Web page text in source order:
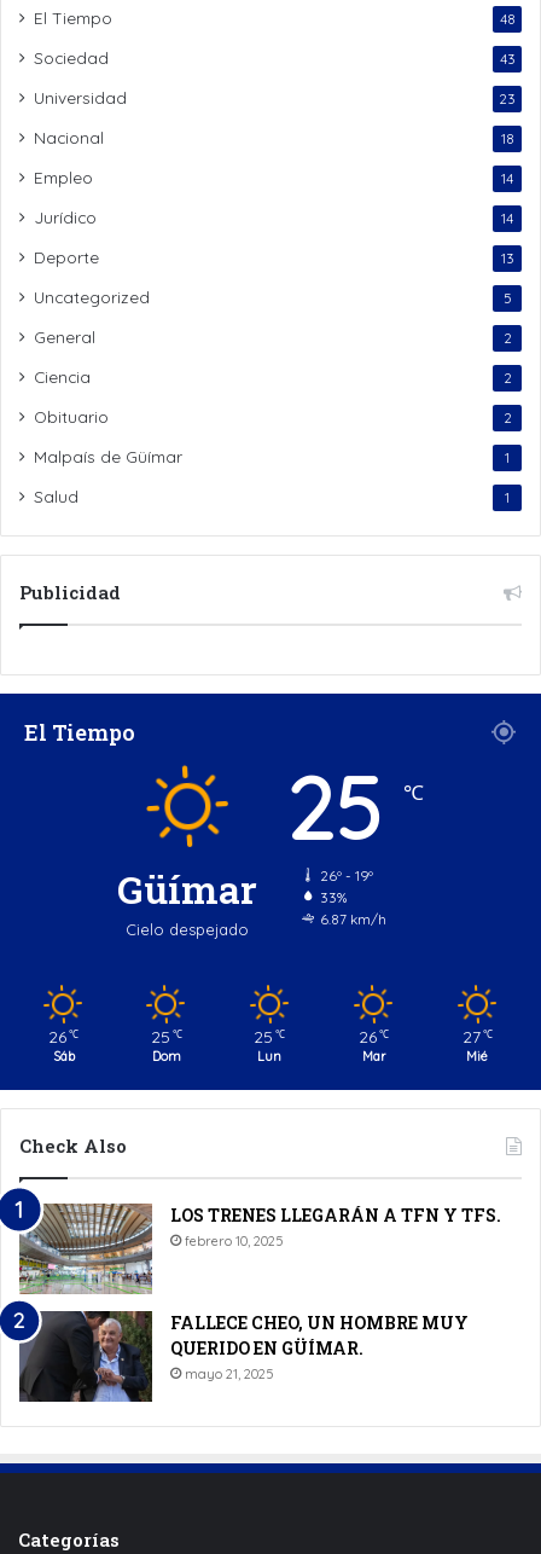
El Tiempo 48
Sociedad 43
Universidad 23
Nacional 18
Empleo 14
Jurídico 14
Deporte 13
Uncategorized 5
General 2
Ciencia 2
Obituario 2
Malpaís de Güímar 1
Salud 1
Publicidad
El Tiempo
Güímar
Cielo despejado
25 ℃
26º - 19º
33%
6.87 km/h
26 ℃
Sáb
25 ℃
Dom
25 ℃
Lun
26 ℃
Mar
27 ℃
Mié
Check Also
LOS TRENES LLEGARÁN A TFN Y TFS.
febrero 10, 2025
FALLECE CHEO, UN HOMBRE MUY
QUERIDO EN GÜÍMAR.
mayo 21, 2025
Categorías